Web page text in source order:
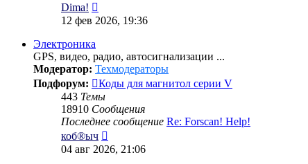
Dima!
к
12 фев 2026, 19:36
Электроника
GPS, видео, радио, автосигнализации ...
Модератор: Техмодераторы
Подфорум:
Коды для магнитол серии V
443 Темы
18910 Сообщения
Последнее сообщение Re: Forscan! Help!
коб®ыч
к
04 авг 2026, 21:06